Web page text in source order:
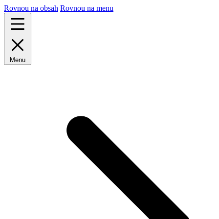
Rovnou na obsah Rovnou na menu
Menu